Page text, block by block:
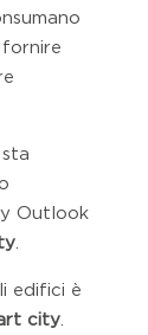
Outlook
.
edifici è
city.